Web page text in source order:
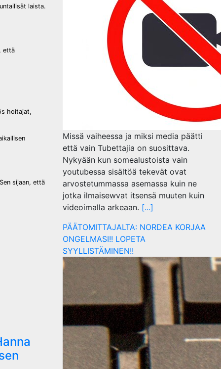
laista.
että
hoitajat,
sijaan, että
Missä vaiheessa ja miksi media päätti
että vain Tubettajia on suosittava.
Nykyään kun somealustoista vain
youtubessa sisältöä tekevät ovat
arvostetummassa asemassa kuin ne
jotka ilmaisewvat itsensä muuten kuin
videoimalla arkeaan. [...]
PÄÄTOMITTAJALTA: NORDEA KORJAA
ONGELMASI!! LOPETA
SYYLLISTÄMINEN!!